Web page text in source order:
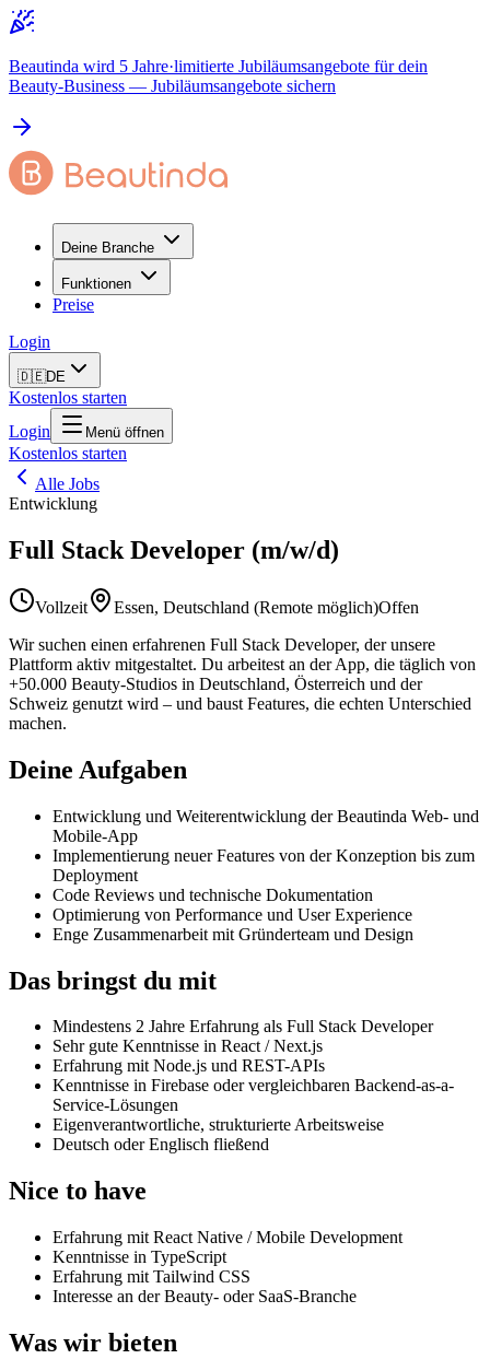
Beautinda wird 5 Jahre·limitierte Jubiläumsangebote für dein
Beauty-Business — Jubiläumsangebote sichern
Deine Branche
Funktionen
Preise
Login
🇩🇪DE
Kostenlos starten
Login
Menü öffnen
Kostenlos starten
Alle Jobs
Entwicklung
Full Stack Developer (m/w/d)
Vollzeit Essen, Deutschland (Remote möglich)Offen
Wir suchen einen erfahrenen Full Stack Developer, der unsere
Plattform aktiv mitgestaltet. Du arbeitest an der App, die täglich von
+50.000 Beauty-Studios in Deutschland, Österreich und der
Schweiz genutzt wird – und baust Features, die echten Unterschied
machen.
Deine Aufgaben
Entwicklung und Weiterentwicklung der Beautinda Web- und
Mobile-App
Implementierung neuer Features von der Konzeption bis zum
Deployment
Code Reviews und technische Dokumentation
Optimierung von Performance und User Experience
Enge Zusammenarbeit mit Gründerteam und Design
Das bringst du mit
Mindestens 2 Jahre Erfahrung als Full Stack Developer
Sehr gute Kenntnisse in React / Next.js
Erfahrung mit Node.js und REST-APIs
Kenntnisse in Firebase oder vergleichbaren Backend-as-a-
Service-Lösungen
Eigenverantwortliche, strukturierte Arbeitsweise
Deutsch oder Englisch fließend
Nice to have
Erfahrung mit React Native / Mobile Development
Kenntnisse in TypeScript
Erfahrung mit Tailwind CSS
Interesse an der Beauty- oder SaaS-Branche
Was wir bieten